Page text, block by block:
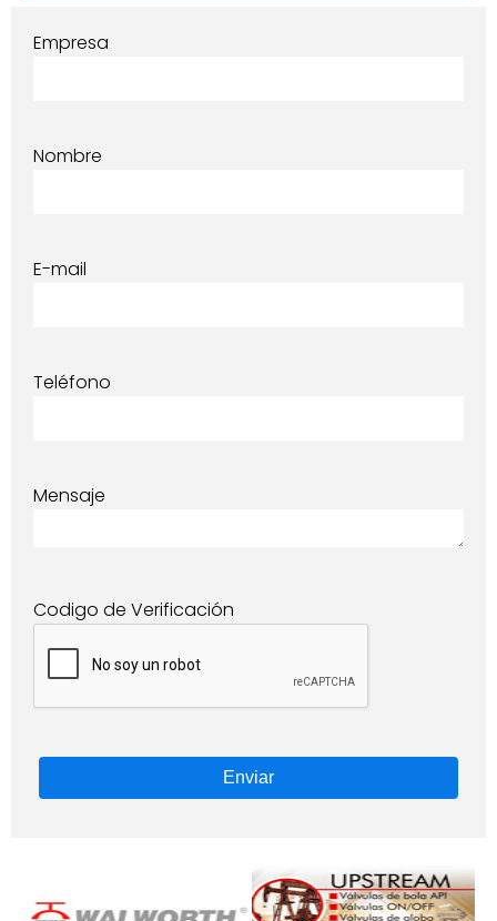
Empresa
Nombre
E-mail
Teléfono
Mensaje
Codigo de Verificación
Enviar